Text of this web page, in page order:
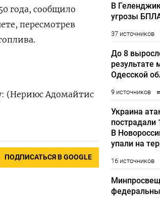
года, сообщило
пересмотрев
(Нериюс Адомайтис
ПОДПИСАТЬСЯ В GOOGLE